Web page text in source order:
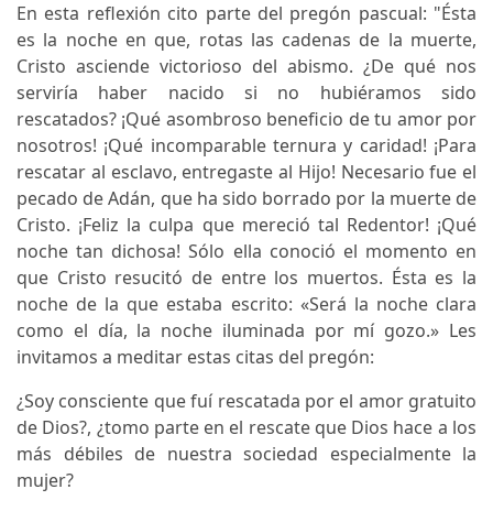
En esta reflexión cito parte del pregón pascual: "Ésta
es la noche en que, rotas las cadenas de la muerte,
Cristo asciende victorioso del abismo. ¿De qué nos
serviría haber nacido si no hubiéramos sido
rescatados? ¡Qué asombroso beneficio de tu amor por
nosotros! ¡Qué incomparable ternura y caridad! ¡Para
rescatar al esclavo, entregaste al Hijo! Necesario fue el
pecado de Adán, que ha sido borrado por la muerte de
Cristo. ¡Feliz la culpa que mereció tal Redentor! ¡Qué
noche tan dichosa! Sólo ella conoció el momento en
que Cristo resucitó de entre los muertos. Ésta es la
noche de la que estaba escrito: «Será la noche clara
como el día, la noche iluminada por mí gozo.» Les
invitamos a meditar estas citas del pregón:
¿Soy consciente que fuí rescatada por el amor gratuito
de Dios?, ¿tomo parte en el rescate que Dios hace a los
más débiles de nuestra sociedad especialmente la
mujer?